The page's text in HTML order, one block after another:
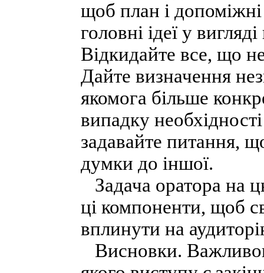
щоб план і допоміжні
головні ідеї у
Відкидайте все, що
Дайте визначення
якомога більше
випадку
задавайте питання,
думки до іншої.
Задача оратора на
ці компоненти, щоб
вплинути на
Висновки.